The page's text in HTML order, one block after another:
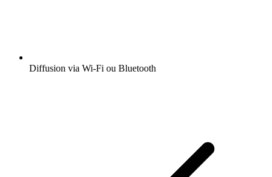
Diffusion via Wi-Fi ou Bluetooth